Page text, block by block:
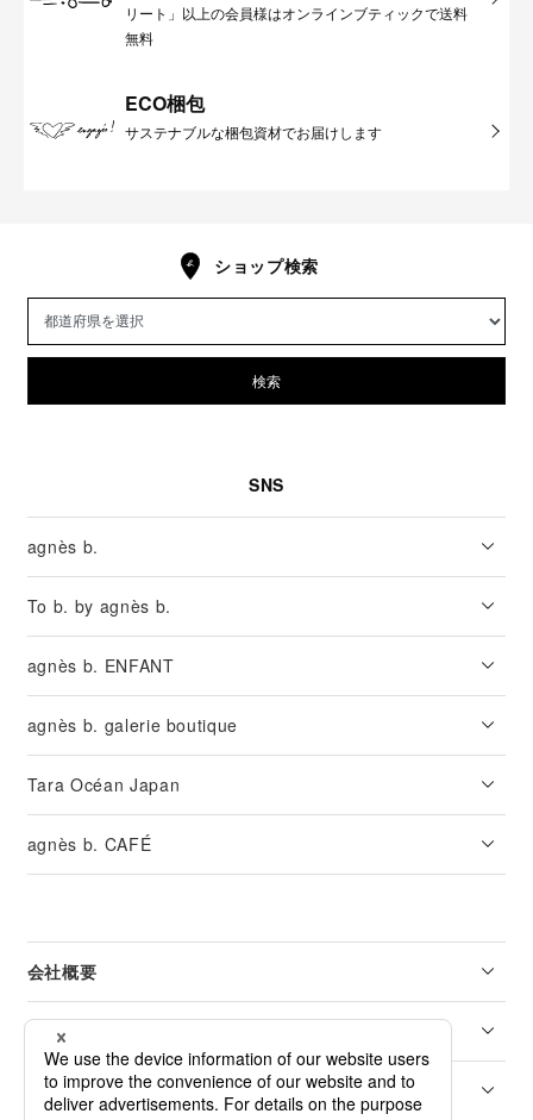
リート」以上の会員様はオンラインブティックで送料
無料
ECO梱包
サステナブルな梱包資材でお届けします
ショップ検索
検索
SNS
agnès b.
To b. by agnès b.
agnès b. ENFANT
agnès b. galerie boutique
Tara Océan Japan
agnès b. CAFÉ
会社概要
リーガル
カスタマーサービス